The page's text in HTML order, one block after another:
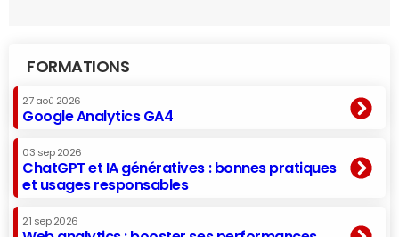
FORMATIONS
27 aoû 2026
Google Analytics GA4
03 sep 2026
ChatGPT et IA génératives : bonnes pratiques
et usages responsables
21 sep 2026